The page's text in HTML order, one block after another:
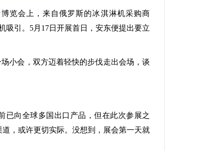
览会上，来自俄罗斯的冰淇淋机采购商
吸引。5月17日开展首日，安东便提出要立
小会，双方迈着轻快的步伐走出会场，谈
已向全球多国出口产品，但在此次参展之
，或许更切实际。没想到，展会第一天就